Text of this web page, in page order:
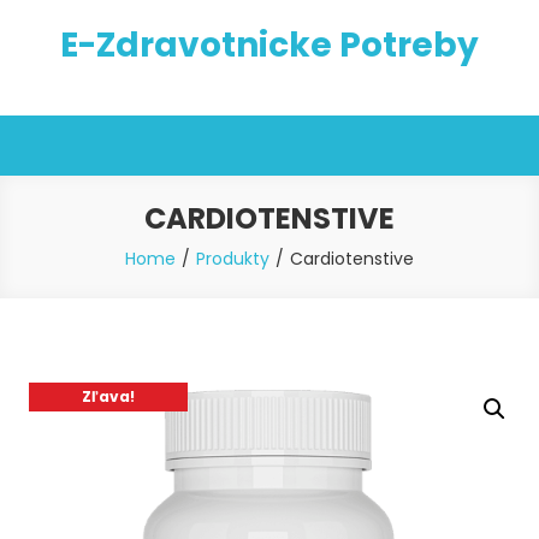
E-Zdravotnicke Potreby
CARDIOTENSTIVE
Home Produkty Cardiotenstive
Zľava!